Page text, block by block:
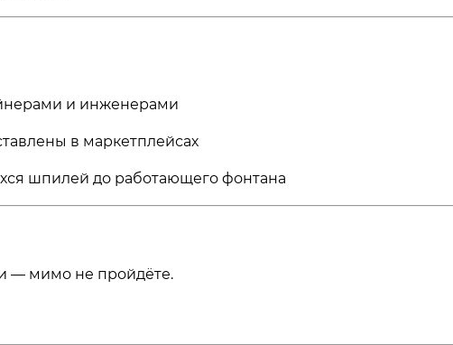
и инженерами
в маркетплейсах
шпилей до работающего фонтана
— мимо не пройдёте.